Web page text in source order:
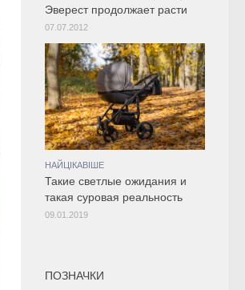
Эверест продолжает расти
07.07.2012
НАЙЦІКАВІШЕ
Такие светлые ожидания и
такая суровая реальность
09.01.2019
ПОЗНАЧКИ